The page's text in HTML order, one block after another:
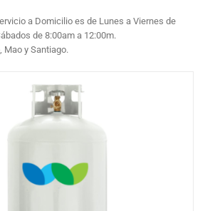
a Domicilio es de Lunes a Viernes de
de 8:00am a 12:00m.
Mao y Santiago.